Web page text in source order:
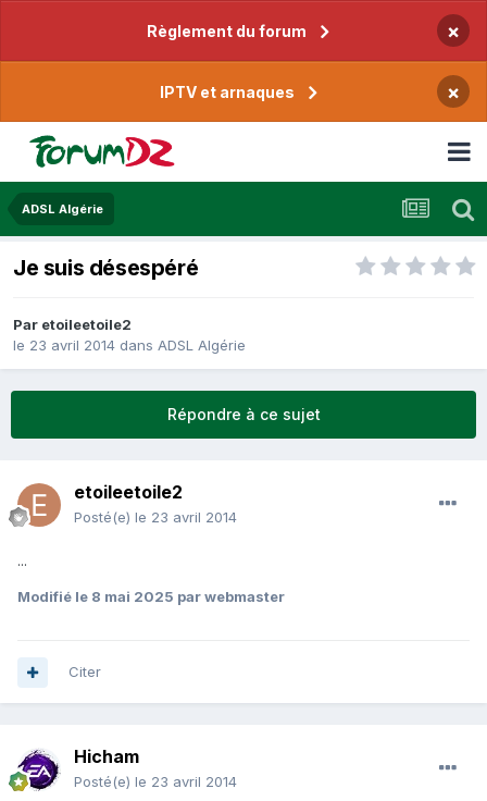
Règlement du forum ×
IPTV et arnaques ×
ADSL Algérie
Je suis désespéré
Par etoileetoile2
le 23 avril 2014 dans ADSL Algérie
Répondre à ce sujet
etoileetoile2
Posté(e) le 23 avril 2014
...
Modifié le 8 mai 2025 par webmaster
Citer
Hicham
Posté(e) le 23 avril 2014